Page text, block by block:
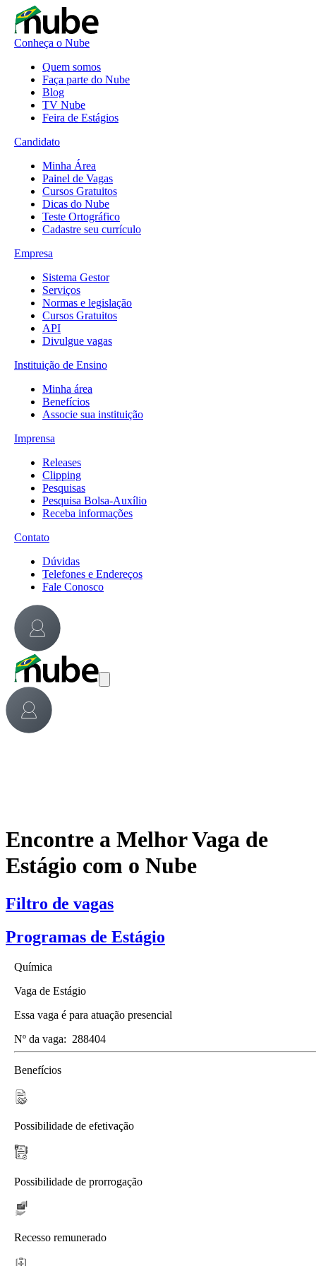
Conheça o Nube
Quem somos
Faça parte do Nube
Blog
TV Nube
Feira de Estágios
Candidato
Minha Área
Painel de Vagas
Cursos Gratuitos
Dicas do Nube
Teste Ortográfico
Cadastre seu currículo
Empresa
Sistema Gestor
Serviços
Normas e legislação
Cursos Gratuitos
API
Divulgue vagas
Instituição de Ensino
Minha área
Benefícios
Associe sua instituição
Imprensa
Releases
Clipping
Pesquisas
Pesquisa Bolsa-Auxílio
Receba informações
Contato
Dúvidas
Telefones e Endereços
Fale Conosco
Encontre a Melhor Vaga de
Estágio com o Nube
Filtro de vagas
Programas de Estágio
Química
Vaga de Estágio
Essa vaga é para atuação presencial
Nº da vaga: 288404
Benefícios
Possibilidade de efetivação
Possibilidade de prorrogação
Recesso remunerado